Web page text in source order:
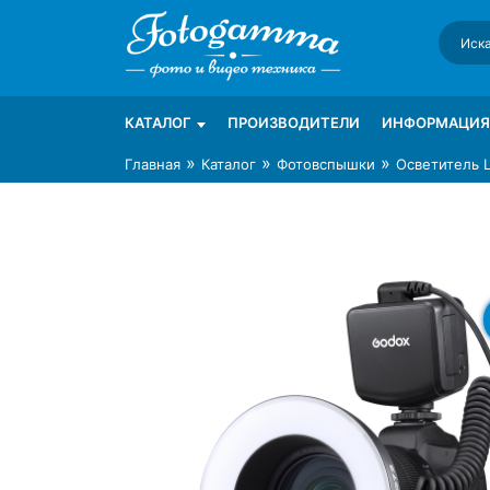
Интернет-магазин фототехники Foto-
Магазин фотоаксессуаров foto-gamma.ru
КАТАЛОГ ПРОИЗВОДИТЕЛИ ИНФОРМАЦИЯ
Главная » Каталог » Фотовспышки » Осветитель